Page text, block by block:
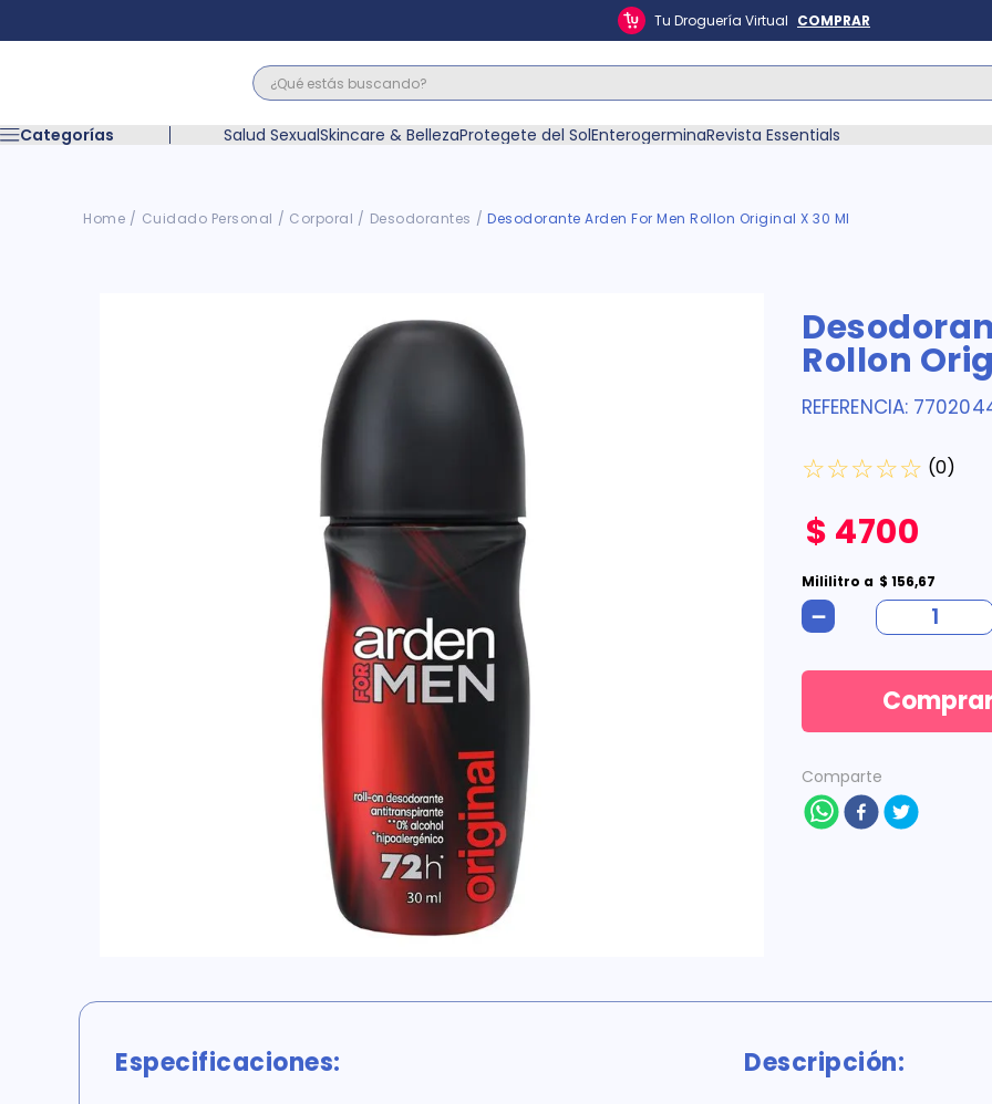
Tu Droguería Virtual COMPRAR
¿Qué estás buscando?
Categorías Salud SexualSkincare & BellezaProtegete del SolEnterogerminaRevista Essentials
Cuidado Personal Corporal Desodorantes Desodorante Arden For Men Rollon Original X 30 Ml
Rollon
REFERENCIA:
☆☆☆☆☆ (0)
$ 4700
Mililitro a $ 156,67
－
Comparte
Especificaciones: Descripción:
Términos Más Buscados
pañales
8
wegovy